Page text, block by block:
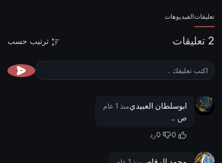
تعليقات الفيديوهات
2 تعليقات ترتيب حسب
ابوسلطان العبيديمنذ 1 عام
ص ..
0
0رد